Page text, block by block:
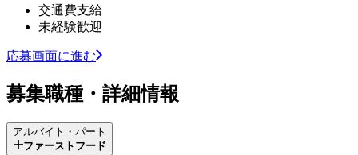
交通費支給
未経験歓迎
応募画面に進む
募集職種・詳細情報
アルバイト・パート
ファーストフード